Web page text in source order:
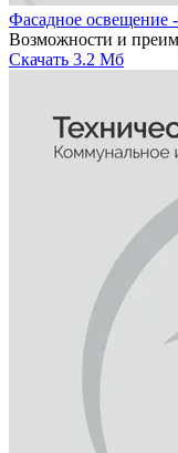
Фасадное освещение
Возможности и
Скачать 3.2 Мб